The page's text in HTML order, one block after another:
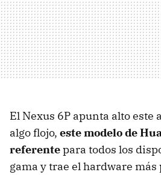
El Nexus 6P apunta alto este
algo flojo, este modelo de
referentepara todos los
gama y trae el hardware